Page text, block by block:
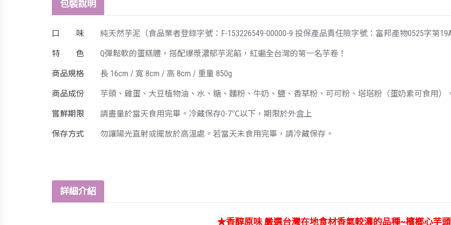
包裝說明
口 味 純天然芋泥（食品業者登錄字號：F-153226549-00000-9 投保產品責任險字號：富邦產物0525字第
特 色 Q彈鬆軟的蛋糕體，搭配爆漿濃郁芋泥餡，紅遍全台灣的第一名芋卷！
商品規格 長 16cm / 寬 8cm / 高 8cm / 重量 850g
商品成份 芋頭、雞蛋、大豆植物油、水、糖、麵粉、牛奶、鹽、香草粉、可可粉、塔塔粉（蛋奶素可食用）
嘗鮮期限 請盡量於當天食用完畢。冷藏保存0-7℃以下，期限於外盒上
保存方式 勿讓陽光直射或擺放於高溫處。若當天未食用完畢，請冷藏保存。
詳細介紹
★香醇原味 嚴選台灣在地食材香氣較濃的品種~檳榔心芋頭